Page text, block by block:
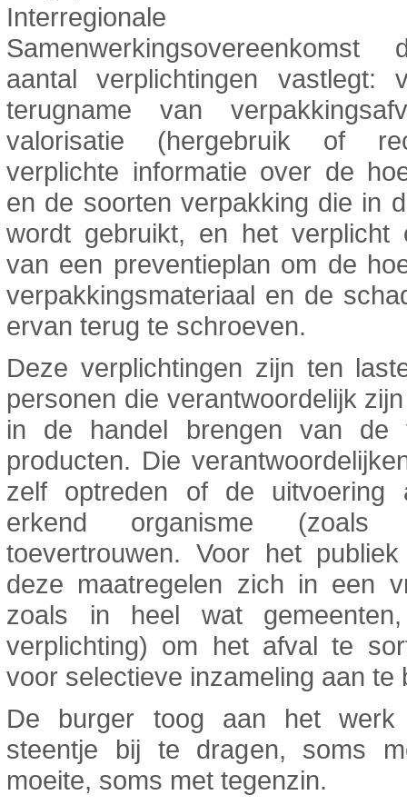
Interregionale
aantal verplichtingen vastlegt:
terugname van
valorisatie (hergebruik of
verplichte informatie over de
en de soorten verpakking die in
wordt gebruikt, en het verplicht
van een preventieplan om de
verpakkingsmateriaal en de
ervan terug te schroeven.
Deze verplichtingen zijn ten
personen die verantwoordelijk
in de handel brengen van de
producten. Die
zelf optreden of de uitvoering
erkend organisme (zoals
toevertrouwen. Voor het
deze maatregelen zich in een
zoals in heel wat
verplichting) om het afval te
voor selectieve inzameling aan te
De burger toog aan het
steentje bij te dragen, soms
moeite, soms met tegenzin.